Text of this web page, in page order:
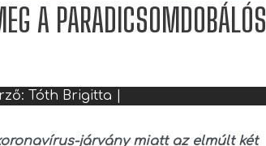
A PARADICSOMDOBÁLÓS
Tóth Brigitta
járvány miatt az elmúlt két